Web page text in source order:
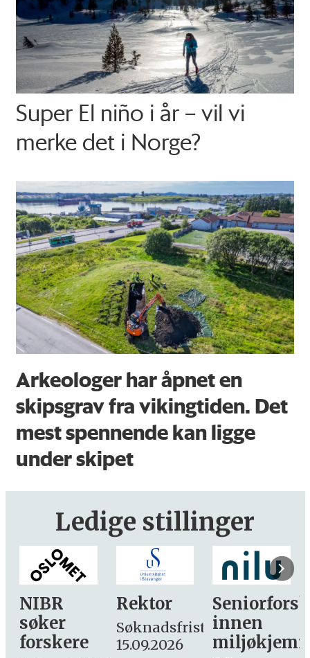
Super El niño i år – vil vi
merke det i Norge?
Arkeologer har åpnet en
skipsgrav fra vikingtiden. Det
mest spennende kan ligge
under skipet
Ledige stillinger
Rektor
Søknadsfrist:
15.09.2026
Seniorforsker
innen
miljøkjemi
søker